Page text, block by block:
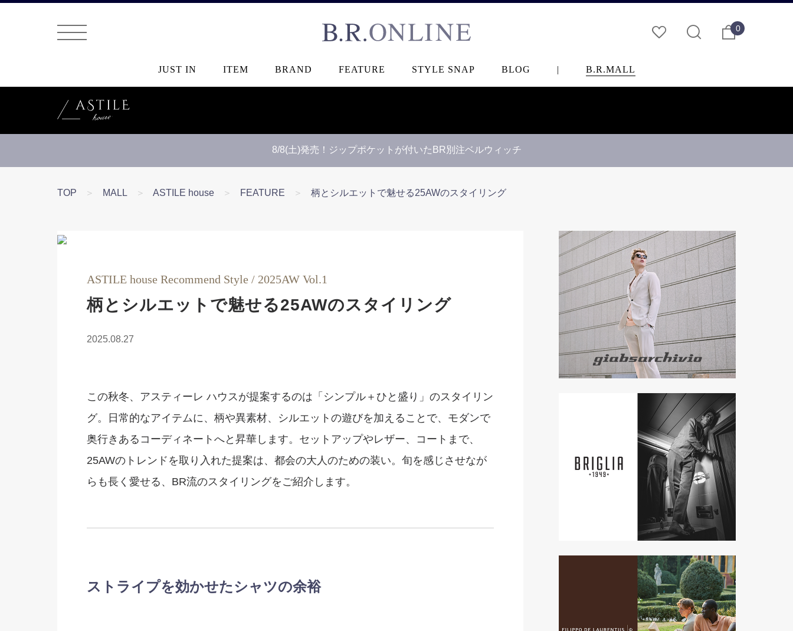
0
JUST IN ITEM BRAND FEATURE STYLE SNAP BLOG | B.R.MALL
8/8(土)発売！ジップポケットが付いたBR別注ベルウィッチ
TOP ＞ MALL ＞ ASTILE house ＞ FEATURE ＞ 柄とシルエットで魅せる25AWのスタイリング
ASTILE house Recommend Style / 2025AW Vol.1
柄とシルエットで魅せる25AWのスタイリング
2025.08.27
この秋冬、アスティーレ ハウスが提案するのは「シンプル＋ひと盛り」のスタイリン
グ。日常的なアイテムに、柄や異素材、シルエットの遊びを加えることで、モダンで
奥行きあるコーディネートへと昇華します。セットアップやレザー、コートまで、
25AWのトレンドを取り入れた提案は、都会の大人のための装い。旬を感じさせなが
らも長く愛せる、BR流のスタイリングをご紹介します。
ストライプを効かせたシャツの余裕